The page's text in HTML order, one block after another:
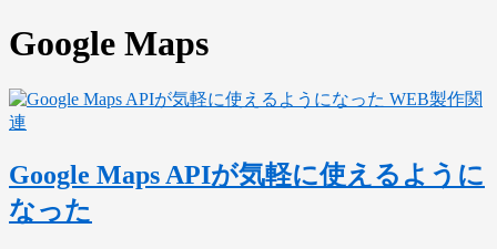
Google Maps
WEB製作関
連
Google Maps APIが気軽に使えるように
なった